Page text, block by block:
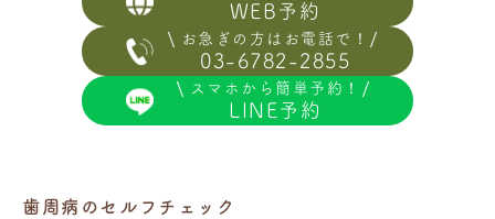
WEB予約
03-6782-2855
お急ぎの方はお電話で！
LINE予約
スマホから簡単予約！
歯周病のセルフチェック